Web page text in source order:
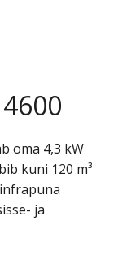
oma 4,3 kW
kuni 120 m³
ja